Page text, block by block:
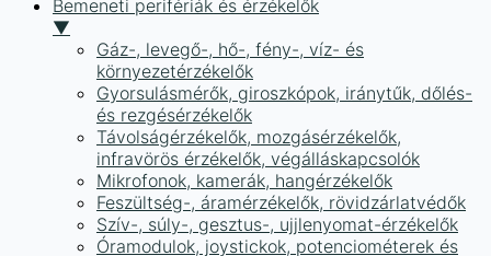
Bemeneti perifériák és érzékelők
▼
Gáz-, levegő-, hő-, fény-, víz- és
környezetérzékelők
Gyorsulásmérők, giroszkópok, iránytűk, dőlés-
és rezgésérzékelők
Távolságérzékelők, mozgásérzékelők,
infravörös érzékelők, végálláskapcsolók
Mikrofonok, kamerák, hangérzékelők
Feszültség-, áramérzékelők, rövidzárlatvédők
Szív-, súly-, gesztus-, ujjlenyomat-érzékelők
Óramodulok, joystickok, potenciométerek és